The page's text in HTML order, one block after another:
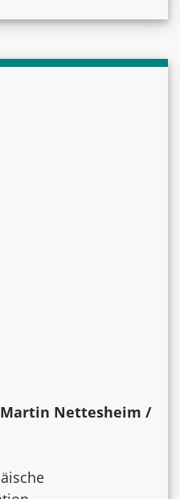
Martin Nettesheim /